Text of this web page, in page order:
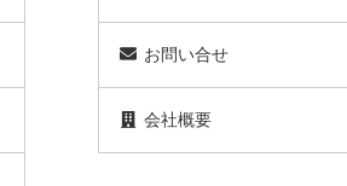
お問い合せ
会社概要